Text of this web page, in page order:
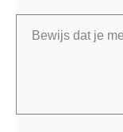
Bewijs dat je